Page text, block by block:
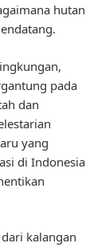
hutan
pada
dan
yang
di Indonesia
kalangan